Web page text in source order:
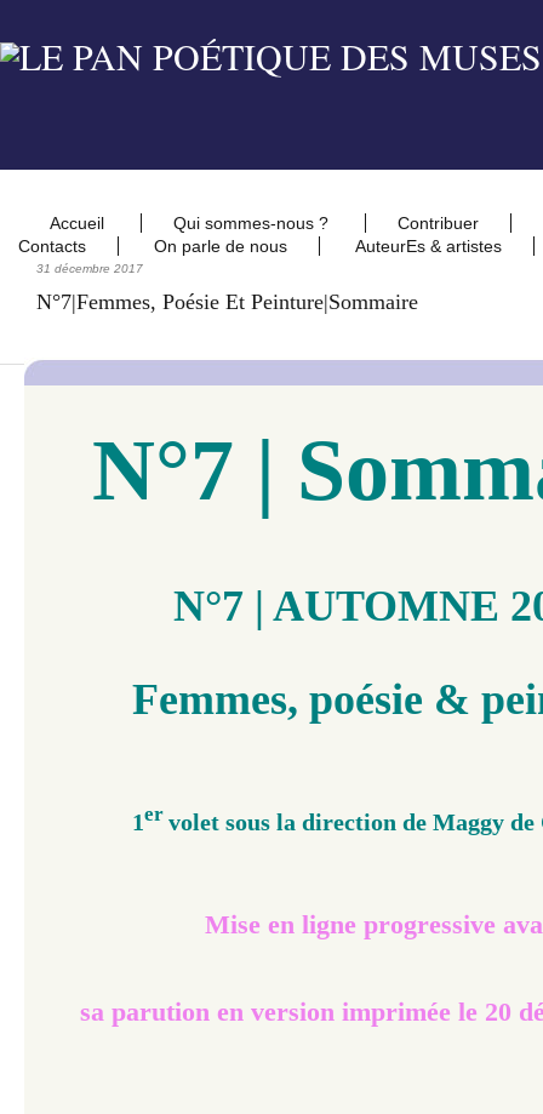
Accueil Qui sommes-nous ?
Contribuer
Contacts
On parle de nous AuteurEs & artistes
31 décembre 2017
N°7|Femmes, Poésie Et Peinture|Sommaire
N°7 |
N°7 | AUTOMNE
Femmes, poésie &
1er volet sous la direction de Maggy de
Mise en ligne progressive
sa parution en version imprimée le 20